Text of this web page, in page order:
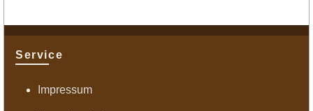
Service
Impressum